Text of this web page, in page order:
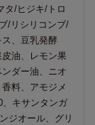
タ/ヒジキ/トロ
/リシリコンブ/
、豆乳発酵
油、レモン果
ダー油、ニオ
料、アモジメ
キサンタンガ
ジオール、グリ